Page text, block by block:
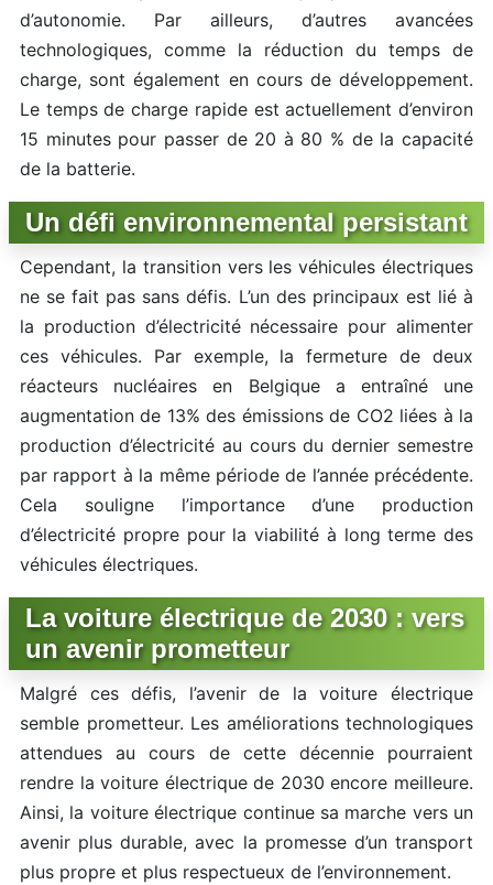
d’autonomie. Par ailleurs, d’autres avancées
technologiques, comme la réduction du temps de
charge, sont également en cours de développement.
Le temps de charge rapide est actuellement d’environ
15 minutes pour passer de 20 à 80 % de la capacité
de la batterie.
Un défi environnemental persistant
Cependant, la transition vers les véhicules électriques
ne se fait pas sans défis. L’un des principaux est lié à
la production d’électricité nécessaire pour alimenter
ces véhicules. Par exemple, la fermeture de deux
réacteurs nucléaires en Belgique a entraîné une
augmentation de 13% des émissions de CO2 liées à la
production d’électricité au cours du dernier semestre
par rapport à la même période de l’année précédente.
Cela souligne l’importance d’une production
d’électricité propre pour la viabilité à long terme des
véhicules électriques.
La voiture électrique de 2030 : vers
un avenir prometteur
Malgré ces défis, l’avenir de la voiture électrique
semble prometteur. Les améliorations technologiques
attendues au cours de cette décennie pourraient
rendre la voiture électrique de 2030 encore meilleure.
Ainsi, la voiture électrique continue sa marche vers un
avenir plus durable, avec la promesse d’un transport
plus propre et plus respectueux de l’environnement.